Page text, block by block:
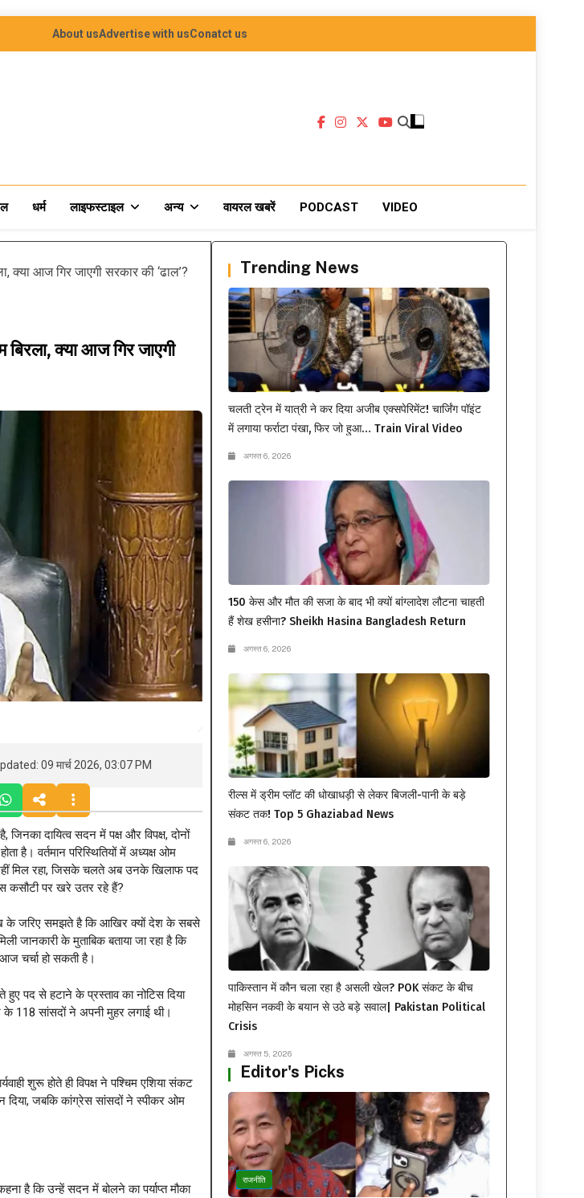
About usAdvertise with usConatct us
धर्म लाइफस्टाइल अन्य वायरल खबरें PODCAST VIDEO
आज गिर जाएगी सरकार की ‘ढाल’?
क्या आज गिर जाएगी
09 मार्च 2026, 03:07 PM
दायित्व सदन में पक्ष और विपक्ष, दोनों
है। वर्तमान परिस्थितियों में अध्यक्ष ओम
नहीं मिल रहा, जिसके चलते अब उनके खिलाफ पद
कसौटी पर खरे उतर रहे हैं?
के जरिए समझते है कि आखिर क्यों देश के सबसे
जानकारी के मुताबिक बताया जा रहा है कि
चर्चा हो सकती है।
पद से हटाने के प्रस्ताव का नोटिस दिया
के 118 सांसदों ने अपनी मुहर लगाई थी।
शुरू होते ही विपक्ष ने पश्चिम एशिया संकट
दिया, जबकि कांग्रेस सांसदों ने स्पीकर ओम
है कि उन्हें सदन में बोलने का पर्याप्त मौका
Trending News
चलती ट्रेन में यात्री ने कर दिया अजीब एक्सपेरिमेंट! चार्जिंग पॉइंट
में लगाया फर्राटा पंखा, फिर जो हुआ… Train Viral Video
अगस्त 6, 2026
150 केस और मौत की सजा के बाद भी क्यों बांग्लादेश लौटना चाहती
हैं शेख हसीना? Sheikh Hasina Bangladesh Return
अगस्त 6, 2026
रील्स में ड्रीम प्लॉट की धोखाधड़ी से लेकर बिजली-पानी के बड़े
संकट तक! Top 5 Ghaziabad News
अगस्त 6, 2026
पाकिस्तान में कौन चला रहा है असली खेल? POK संकट के बीच
मोहसिन नकवी के बयान से उठे बड़े सवाल| Pakistan Political
Crisis
अगस्त 5, 2026
Editor's Picks
राजनीति